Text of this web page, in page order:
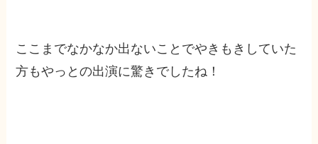
ここまでなかなか出ないことでやきもきしていた
方もやっとの出演に驚きでしたね！